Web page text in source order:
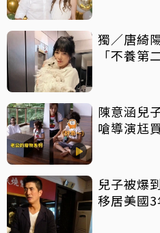
獨／唐綺
「不養第
陳意涵兒
嗆導演尪
兒子被爆
移居美國